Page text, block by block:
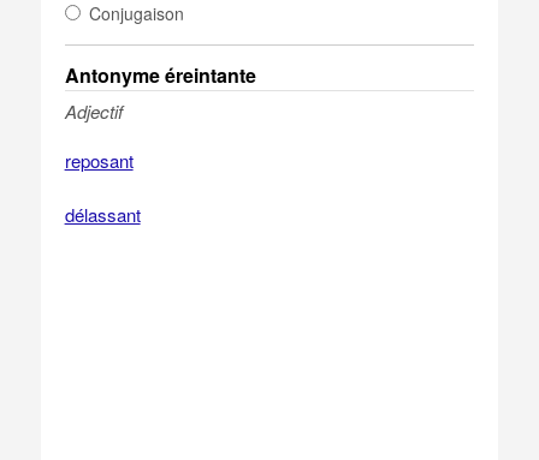
Conjugaison
Antonyme éreintante
Adjectif
reposant
délassant